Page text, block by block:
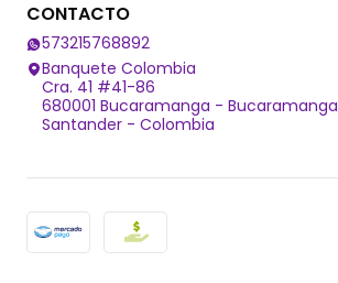
CONTACTO
573215768892
Banquete Colombia
Cra. 41 #41-86
680001 Bucaramanga - Bucaramanga
Santander - Colombia